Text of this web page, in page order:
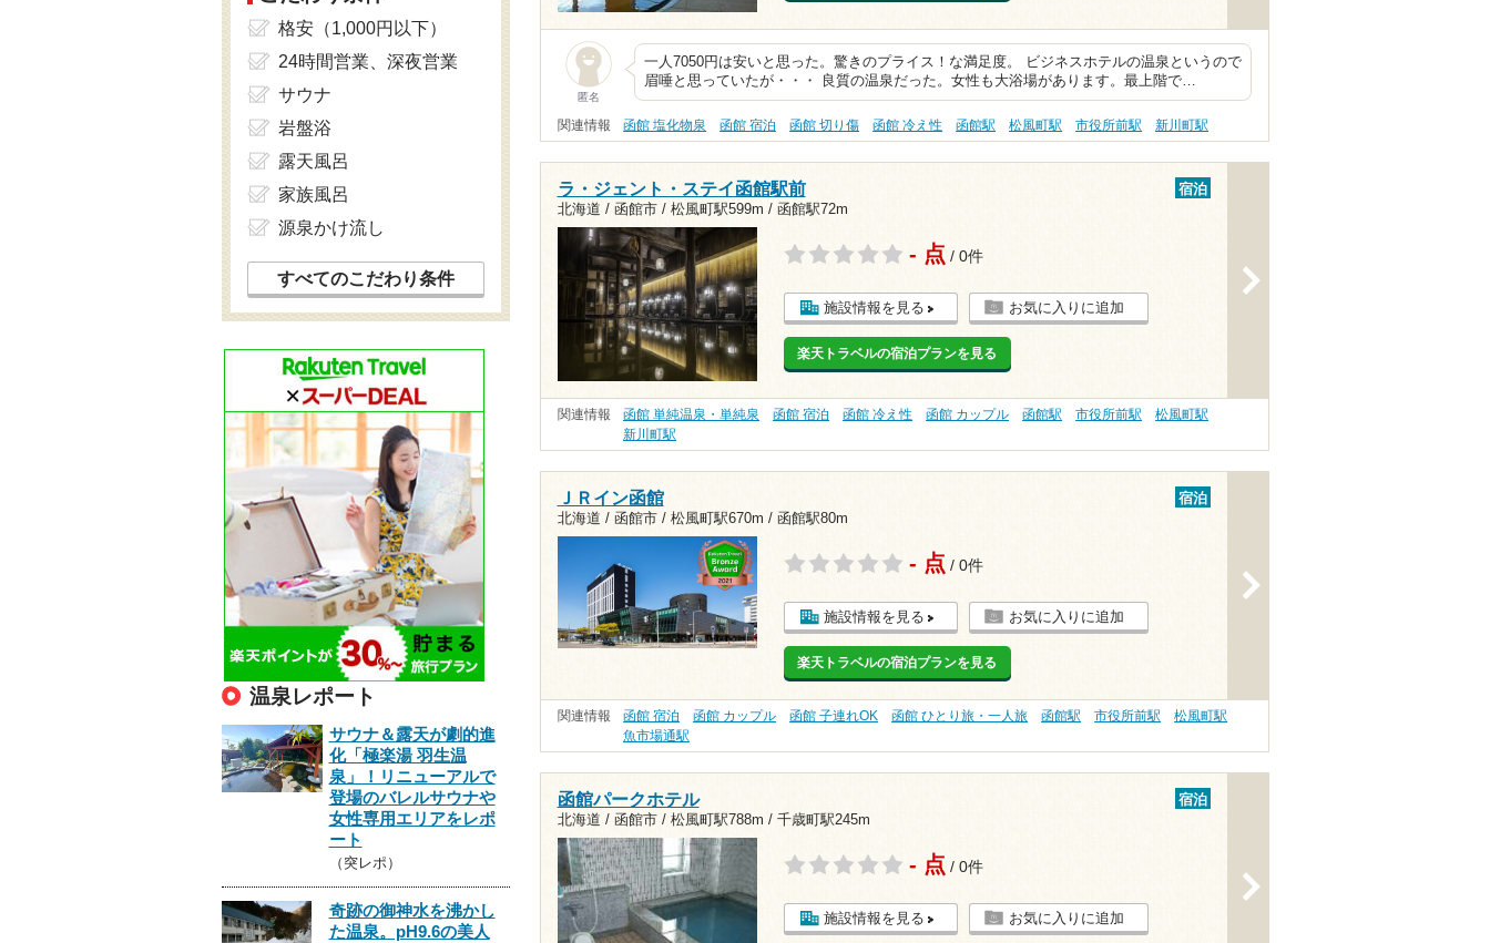
匿名
一人7050円は安いと思った。驚きのプライス！な満足度。 ビジネスホテルの温泉というので
眉唾と思っていたが・・・ 良質の温泉だった。女性も大浴場があります。最上階で…
関連情報 函館 塩化物泉 函館 宿泊 函館 切り傷 函館 冷え性 函館駅 松風町駅 市役所前駅 新川町駅
ラ・ジェント・ステイ函館駅前
北海道 / 函館市 / 松風町駅599m / 函館駅72m
宿泊
- 点 / 0件
施設情報を見る お気に入りに追加
楽天トラベルの宿泊プランを見る
関連情報 函館 単純温泉・単純泉 函館 宿泊 函館 冷え性 函館 カップル 函館駅 市役所前駅
松風町駅
新川町駅
ＪＲイン函館
北海道 / 函館市 / 松風町駅670m / 函館駅80m
宿泊
- 点 / 0件
施設情報を見る お気に入りに追加
楽天トラベルの宿泊プランを見る
関連情報 函館 宿泊 函館 カップル 函館 子連れOK 函館 ひとり旅・一人旅 函館駅 市役所前駅
松風町駅
魚市場通駅
函館パークホテル
北海道 / 函館市 / 松風町駅788m / 千歳町駅245m
宿泊
- 点 / 0件
施設情報を見る お気に入りに追加
格安（1,000円以下）
24時間営業、深夜営業
サウナ
岩盤浴
露天風呂
家族風呂
源泉かけ流し
すべてのこだわり条件
温泉レポート
サウナ＆露天が劇的進
化「極楽湯 羽生温
泉」！リニューアルで
登場のバレルサウナや
女性専用エリアをレポ
ート
（突レポ）
奇跡の御神水を沸かし
た温泉。pH9.6の美人